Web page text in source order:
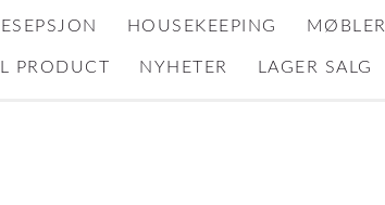
HOUSEKEEPING MØBLER
PRODUCT NYHETER LAGER SALG